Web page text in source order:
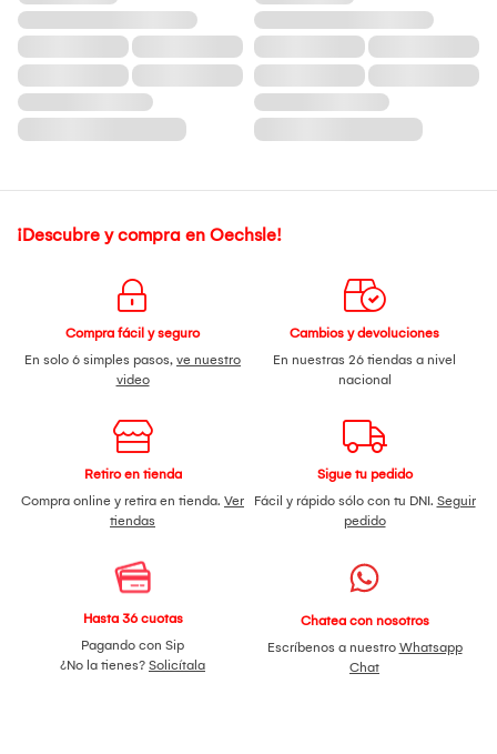
¡Descubre y compra en Oechsle!
Compra fácil y seguro
En solo 6 simples pasos, ve nuestro
video
Cambios y devoluciones
En nuestras 26 tiendas a nivel
nacional
Retiro en tienda
Compra online y retira en tienda. Ver
tiendas
Sigue tu pedido
Fácil y rápido sólo con tu DNI. Seguir
pedido
Hasta 36 cuotas
Pagando con Sip
¿No la tienes? Solicítala
Chatea con nosotros
Escríbenos a nuestro Whatsapp
Chat